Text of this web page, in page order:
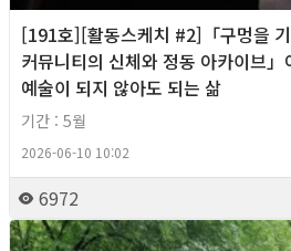
[191호][활동스케치 #2]「구멍을
커뮤니티의 신체와 정동 아카이브
예술이 되지 않아도 되는 삶
기간 : 5월
2026-06-10 10:02
6972